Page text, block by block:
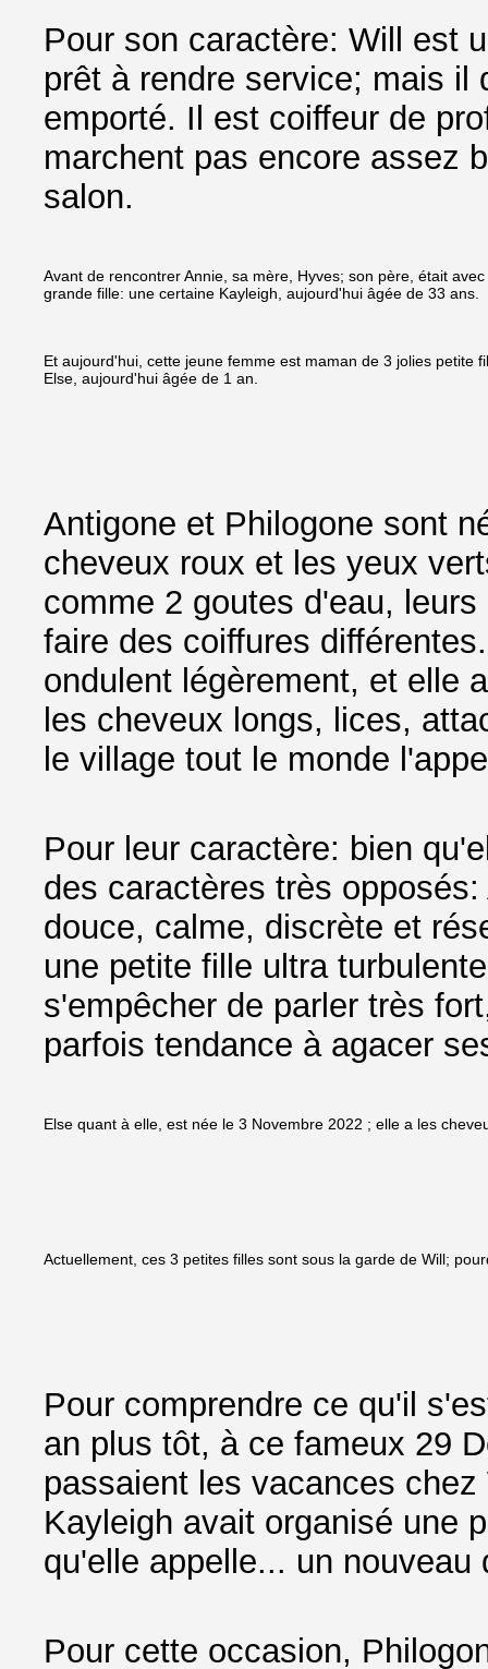
Pour son caractère: Will est
prêt à rendre service; mais il
emporté. Il est coiffeur de
marchent pas encore assez
salon.
Avant de rencontrer Annie, sa mère, Hyves; son père, était
grande fille: une certaine Kayleigh, aujourd'hui âgée de 33 ans.
Et aujourd'hui, cette jeune femme est maman de 3 jolies petite
Else, aujourd'hui âgée de 1 an.
Antigone et Philogone sont
cheveux roux et les yeux
comme 2 goutes d'eau,
faire des coiffures
ondulent légèrement, et elle
les cheveux longs, lices,
le village tout le monde
Pour leur caractère: bien
des caractères très
douce, calme, discrète et
une petite fille ultra
s'empêcher de parler très
parfois tendance à agacer
Else quant à elle, est née le 3 Novembre 2022 ; elle a les
Actuellement, ces 3 petites filles sont sous la garde de Will;
Pour comprendre ce qu'il
an plus tôt, à ce fameux 29
passaient les vacances
Kayleigh avait organisé une
qu'elle appelle... un nouveau
Pour cette occasion,